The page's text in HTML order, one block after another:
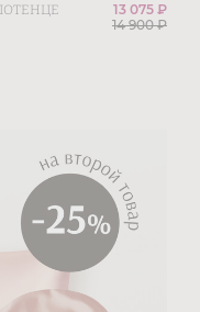
13 075 ₽
14 900₽